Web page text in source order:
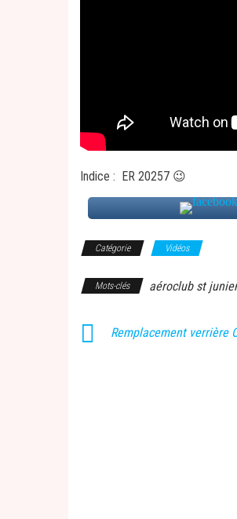
Indice : ER 20257 😉
Catégorie Vidéos
Mots-clés aéroclub st
Remplacement verrière